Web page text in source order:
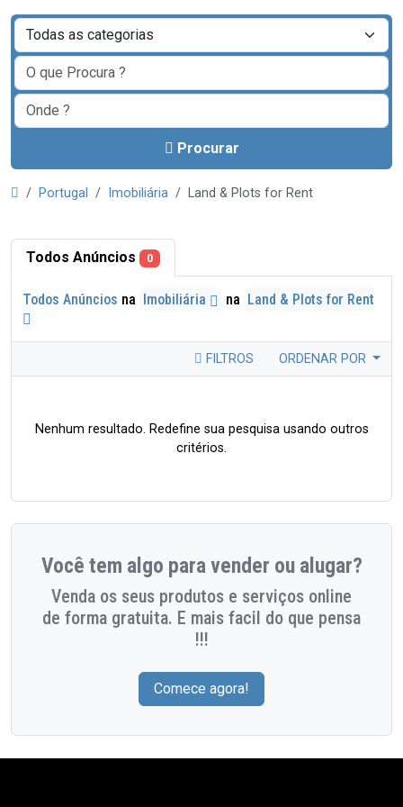
Procurar
Portugal Imobiliária Land & Plots for Rent
Todos Anúncios 0
Todos Anúncios na Imobiliária na Land & Plots for Rent
FILTROS ORDENAR POR
Nenhum resultado. Redefine sua pesquisa usando outros
critérios.
Você tem algo para vender ou alugar?
Venda os seus produtos e serviços online
de forma gratuita. E mais facil do que pensa
!!!
Comece agora!